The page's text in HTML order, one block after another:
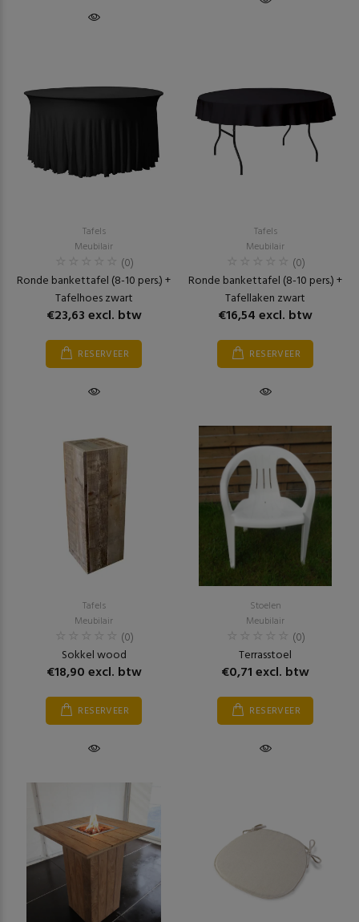
Tafels
Meubilair
(0)
Ronde bankettafel (8-10 pers.) +
Tafelhoes zwart
€23,63 excl. btw
RESERVEER
Tafels
Meubilair
(0)
Ronde bankettafel (8-10 pers.) +
Tafellaken zwart
€16,54 excl. btw
RESERVEER
Tafels
Meubilair
(0)
Sokkel wood
€18,90 excl. btw
RESERVEER
Stoelen
Meubilair
(0)
Terrasstoel
€0,71 excl. btw
RESERVEER